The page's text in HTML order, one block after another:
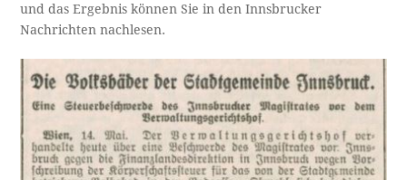
und das Ergebnis können Sie in den Innsbrucker
Nachrichten nachlesen.